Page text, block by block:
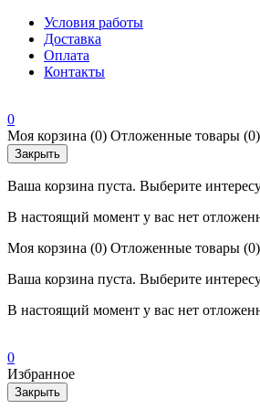
Условия работы
Доставка
Оплата
Контакты
0
Моя корзина (0) Отложенные товары (0)
Закрыть
Ваша корзина пуста. Выберите
В настоящий момент у вас нет
Моя корзина (0) Отложенные товары (0)
Ваша корзина пуста. Выберите
В настоящий момент у вас нет
0
Избранное
Закрыть